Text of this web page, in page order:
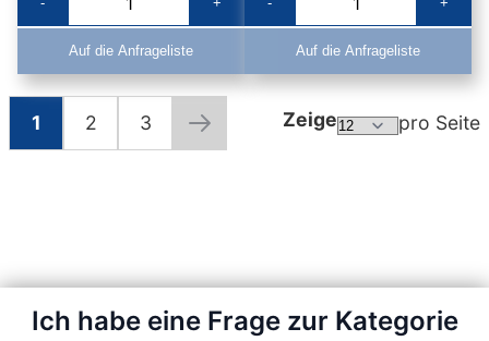
Auf die Anfrageliste Auf die Anfrageliste
SeiteSie lesen gerade die Seite
1 Seite
2 Seite
3 Seite
Weiter
Zeige pro Seite
Ich habe eine Frage zur Kategorie